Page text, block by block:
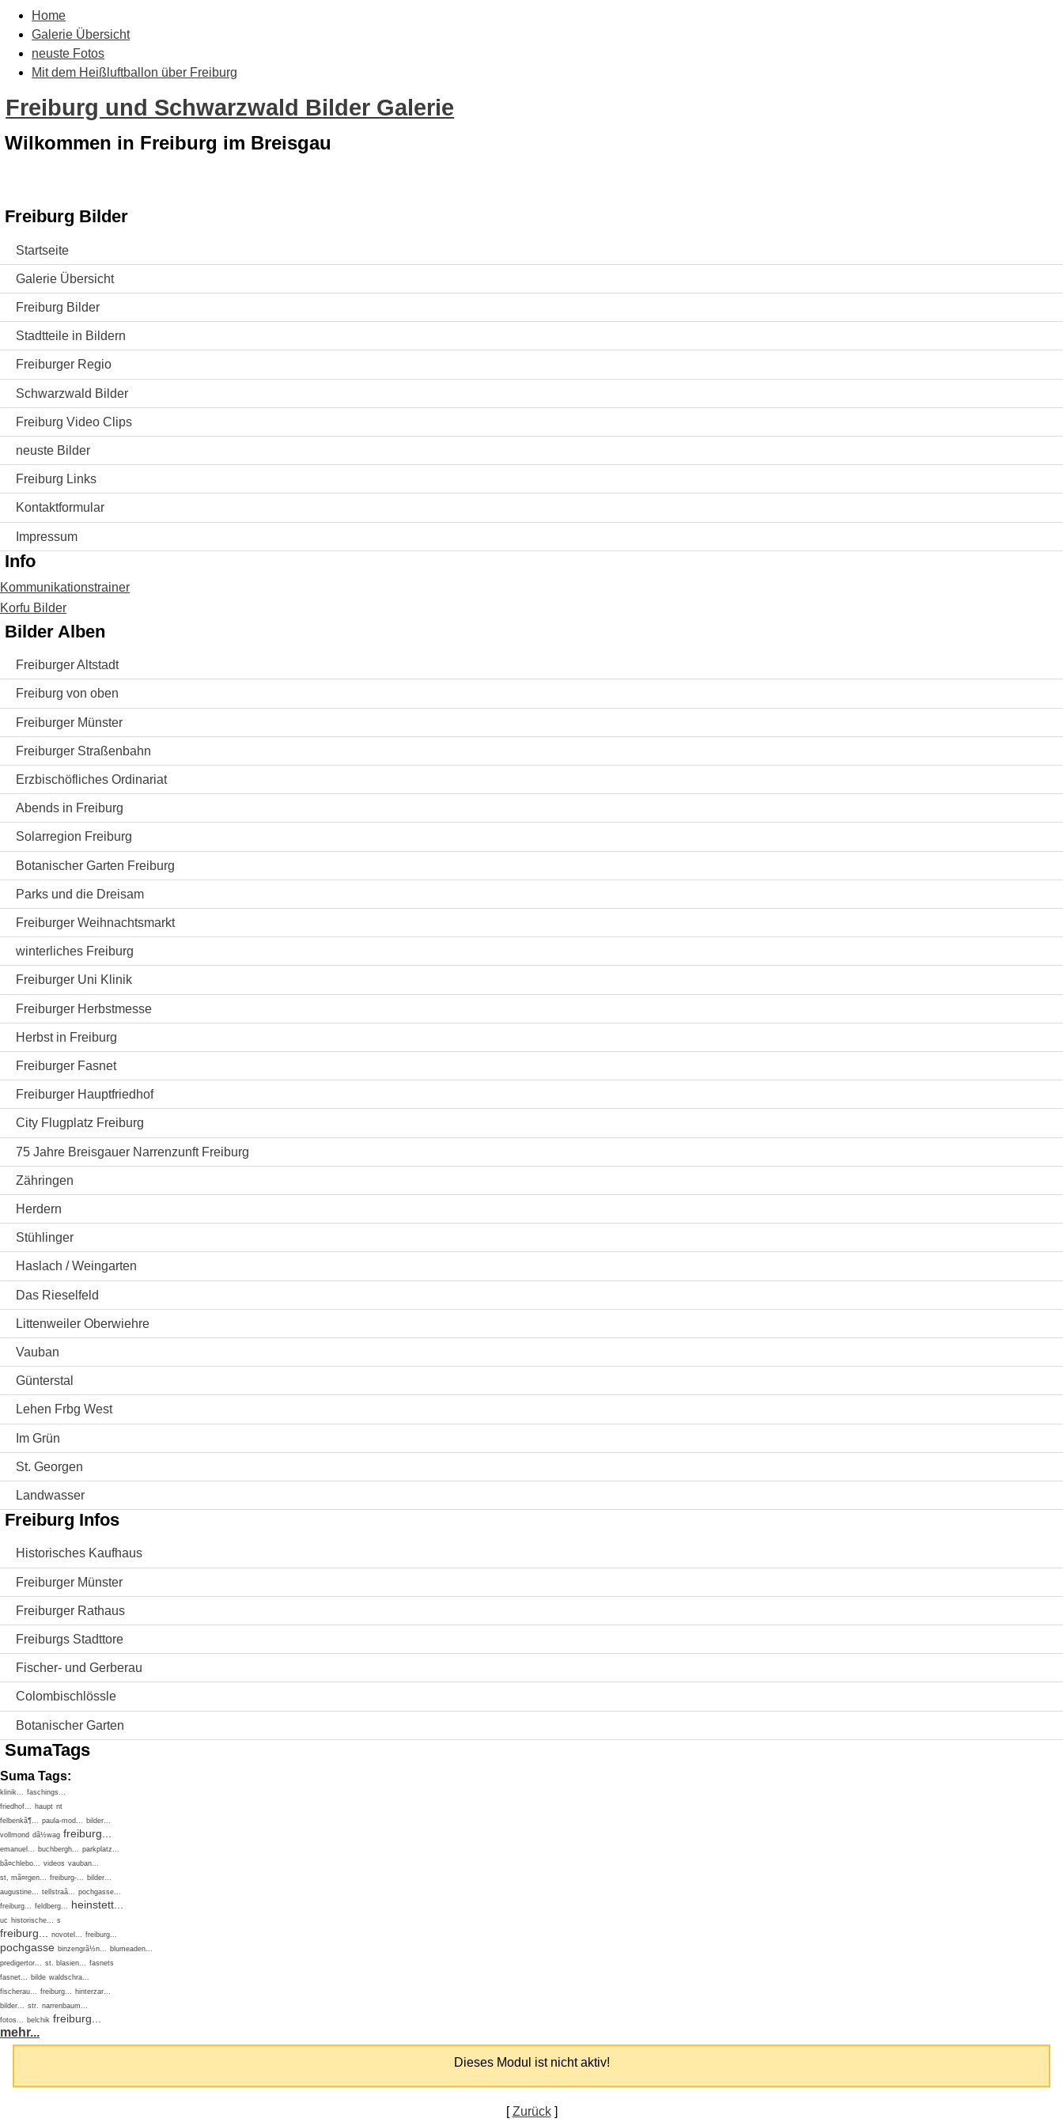
Home
Galerie Übersicht
neuste Fotos
Mit dem Heißluftballon über Freiburg
Freiburg und Schwarzwald Bilder Galerie
Wilkommen in Freiburg im Breisgau
Freiburg Bilder
Startseite
Galerie Übersicht
Freiburg Bilder
Stadtteile in Bildern
Freiburger Regio
Schwarzwald Bilder
Freiburg Video Clips
neuste Bilder
Freiburg Links
Kontaktformular
Impressum
Info
Kommunikationstrainer
Korfu Bilder
Bilder Alben
Freiburger Altstadt
Freiburg von oben
Freiburger Münster
Freiburger Straßenbahn
Erzbischöfliches Ordinariat
Abends in Freiburg
Solarregion Freiburg
Botanischer Garten Freiburg
Parks und die Dreisam
Freiburger Weihnachtsmarkt
winterliches Freiburg
Freiburger Uni Klinik
Freiburger Herbstmesse
Herbst in Freiburg
Freiburger Fasnet
Freiburger Hauptfriedhof
City Flugplatz Freiburg
75 Jahre Breisgauer Narrenzunft Freiburg
Zähringen
Herdern
Stühlinger
Haslach / Weingarten
Das Rieselfeld
Littenweiler Oberwiehre
Vauban
Günterstal
Lehen Frbg West
Im Grün
St. Georgen
Landwasser
Freiburg Infos
Historisches Kaufhaus
Freiburger Münster
Freiburger Rathaus
Freiburgs Stadttore
Fischer- und Gerberau
Colombischlössle
Botanischer Garten
SumaTags
Suma Tags:
klinik... faschings...
friedhof... haupt nt
felbenkã¶... paula-mod... bilder...
vollmond dã½wag freiburg...
emanuel... buchbergh... parkplatz...
bã¤chlebo... videos vauban...
st, mã¤rgen... freiburg-... bilder...
augustine... tellstraã... pochgasse...
freiburg... feldberg... heinstett...
uc historische... s
freiburg... novotel... freiburg...
pochgasse binzengrã½n... blumeaden...
predigertor... st. blasien... fasnets
fasnet... bilde waldschra...
fischerau... freiburg... hinterzar...
bilder... str. narrenbaum...
fotos... belchik freiburg...
mehr...
Dieses Modul ist nicht aktiv!
Zurück]